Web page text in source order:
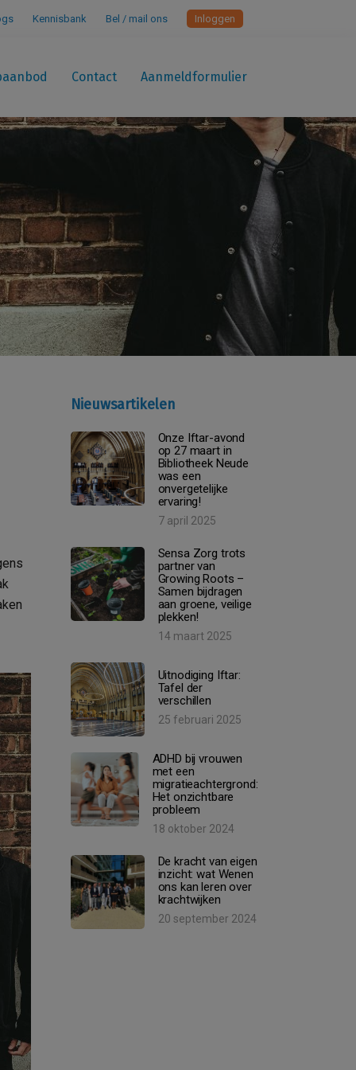
Kennisbank Bel / mail ons Inloggen
Contact Aanmeldformulier
Nieuwsartikelen
Onze Iftar-avond
op 27 maart in
Bibliotheek Neude
was een
onvergetelijke
ervaring!
7 april 2025
Sensa Zorg trots
partner van
Growing Roots –
Samen bijdragen
aan groene, veilige
plekken!
14 maart 2025
Uitnodiging Iftar:
Tafel der
verschillen
25 februari 2025
ADHD bij vrouwen
met een
migratieachtergrond:
Het onzichtbare
probleem
18 oktober 2024
De kracht van eigen
inzicht: wat Wenen
ons kan leren over
krachtwijken
20 september 2024